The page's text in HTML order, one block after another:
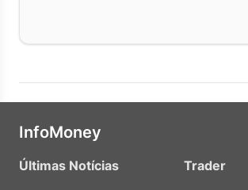
InfoMoney
Últimas Notícias
Trader